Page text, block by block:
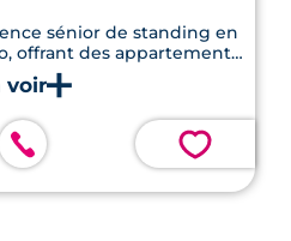
sénior de standing en
offrant des appartements
au 4ème trimestre 2026.
💗